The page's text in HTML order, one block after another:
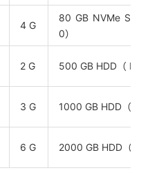
4 G
80 GB NVMe
0）
2 G 500 GB HDD（
3 G 1000 GB HDD（
6 G 2000 GB HDD（